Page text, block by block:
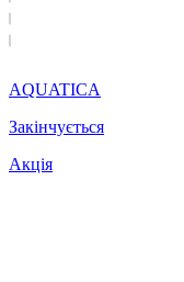
AQUATICA
Закінчується
Акція